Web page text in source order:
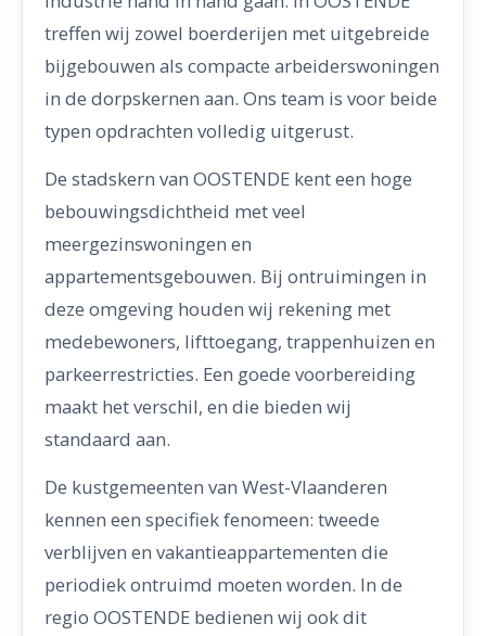
treffen wij zowel boerderijen met uitgebreide
bijgebouwen als compacte arbeiderswoningen
in de dorpskernen aan. Ons team is voor beide
typen opdrachten volledig uitgerust.
De stadskern van OOSTENDE kent een hoge
bebouwingsdichtheid met veel
meergezinswoningen en
appartementsgebouwen. Bij ontruimingen in
deze omgeving houden wij rekening met
medebewoners, lifttoegang, trappenhuizen en
parkeerrestricties. Een goede voorbereiding
maakt het verschil, en die bieden wij
standaard aan.
De kustgemeenten van West-Vlaanderen
kennen een specifiek fenomeen: tweede
verblijven en vakantieappartementen die
periodiek ontruimd moeten worden. In de
regio OOSTENDE bedienen wij ook dit